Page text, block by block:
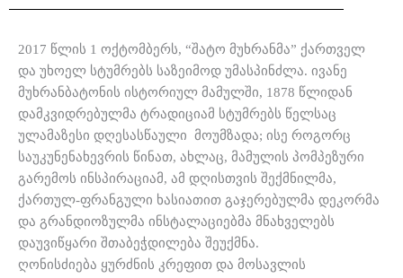
2017 წლის 1 ოქტომბერს, “შატო მუხრანმა” ქართველ
და უხოელ სტუმრებს საზეიმოდ უმასპინძლა. ივანე
მუხრანბატონის ისტორიულ მამულში, 1878 წლიდან
დამკვიდრებულმა ტრადიციამ სტუმრებს წელსაც
ულამაზესი დღესასწაული მოუმზადა; ისე როგორც
საუკუნენახევრის წინათ, ახლაც, მამულის პომპეზური
გარემოს ინსპირაციამ, ამ დღისთვის შექმნილმა,
ქართულ-ფრანგული ხასიათით გაჯერებულმა დეკორმა
და გრანდიოზულმა ინსტალაციებმა მნახველებს
დაუვიწყარი შთაბეჭდილება შეუქმნა.
ღონისძიება ყურძნის კრეფით და მოსავლის